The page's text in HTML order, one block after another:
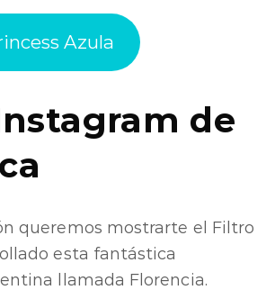
Azula
de
queremos mostrarte el Filtro
esta fantástica
llamada Florencia.